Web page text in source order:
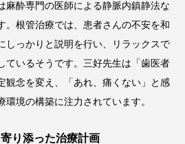
麻酔専門の医師による静脈内鎮静法な
。根管治療では、患者さんの不安を和
しっかりと説明を行い、リラックスで
ているそうです。三好先生は「歯医者
観念を変え、「あれ、痛くない」と感
環境の構築に注力されています。
り添った治療計画